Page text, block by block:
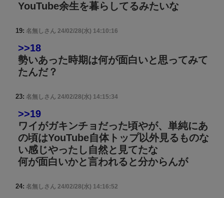
YouTube余生を暮らしてるみたいな
19: 名無しさん 24/02/28(水) 14:10:16
>>18
勢いあった時期は何が面白いと思ってみて
たんだ？
23: 名無しさん 24/02/28(水) 14:15:34
>>19
ワイがガキンチョだった頃やが、単純にあ
の頃はYouTube自体トップ以外見るものな
い感じやったし自然と見てたな
何が面白いかと言われると分からんが
24: 名無しさん 24/02/28(水) 14:16:52